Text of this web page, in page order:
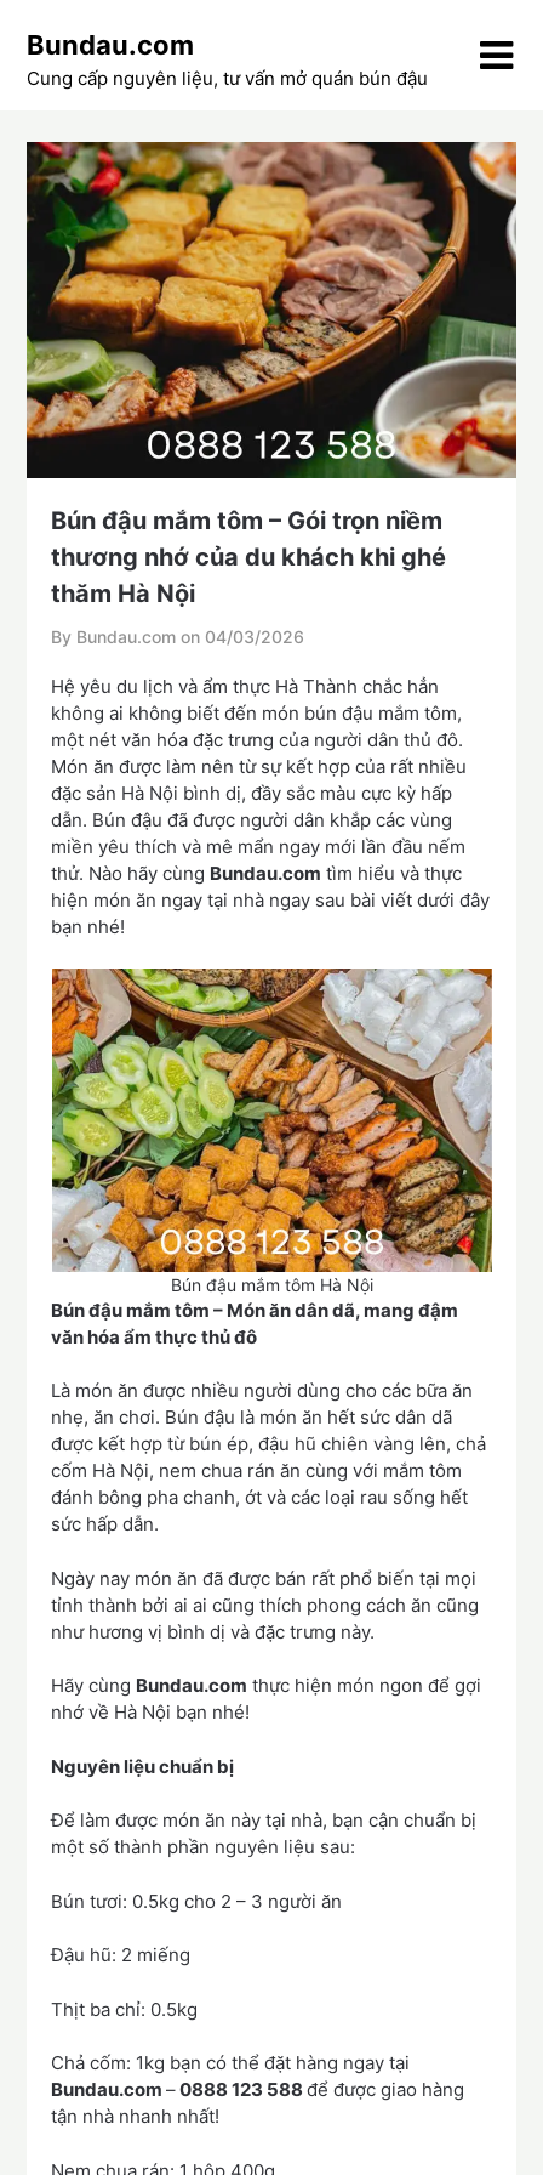
content
Bundau.com
Cung cấp nguyên liệu, tư vấn mở quán bún đậu
Bún đậu mắm tôm – Gói trọn niềm
thương nhớ của du khách khi ghé
thăm Hà Nội
By Bundau.com on 04/03/2026
Hệ yêu du lịch và ẩm thực Hà Thành chắc hẳn
không ai không biết đến món bún đậu mắm tôm,
một nét văn hóa đặc trưng của người dân thủ đô.
Món ăn được làm nên từ sự kết hợp của rất nhiều
đặc sản Hà Nội bình dị, đầy sắc màu cực kỳ hấp
dẫn. Bún đậu đã được người dân khắp các vùng
miền yêu thích và mê mẩn ngay mới lần đầu nếm
thử. Nào hãy cùng Bundau.com tìm hiểu và thực
hiện món ăn ngay tại nhà ngay sau bài viết dưới đây
bạn nhé!
Bún đậu mắm tôm Hà Nội
Bún đậu mắm tôm – Món ăn dân dã, mang đậm
văn hóa ẩm thực thủ đô
Là món ăn được nhiều người dùng cho các bữa ăn
nhẹ, ăn chơi. Bún đậu là món ăn hết sức dân dã
được kết hợp từ bún ép, đậu hũ chiên vàng lên, chả
cốm Hà Nội, nem chua rán ăn cùng với mắm tôm
đánh bông pha chanh, ớt và các loại rau sống hết
sức hấp dẫn.
Ngày nay món ăn đã được bán rất phổ biến tại mọi
tỉnh thành bởi ai ai cũng thích phong cách ăn cũng
như hương vị bình dị và đặc trưng này.
Hãy cùng Bundau.com thực hiện món ngon để gợi
nhớ về Hà Nội bạn nhé!
Nguyên liệu chuẩn bị
Để làm được món ăn này tại nhà, bạn cận chuẩn bị
một số thành phần nguyên liệu sau:
Bún tươi: 0.5kg cho 2 – 3 người ăn
Đậu hũ: 2 miếng
Thịt ba chỉ: 0.5kg
Chả cốm: 1kg bạn có thể đặt hàng ngay tại
Bundau.com –0888 123 588để được giao hàng
tận nhà nhanh nhất!